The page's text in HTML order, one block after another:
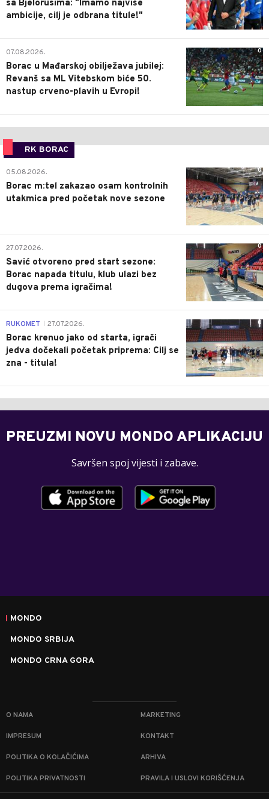
sa Bjelorusima: "Imamo najviše
ambicije, cilj je odbrana titule!"
0
07.08.2026.
Borac u Mađarskoj obilježava jubilej:
Revanš sa ML Vitebskom biće 50.
nastup crveno-plavih u Evropi!
RK BORAC
0
05.08.2026.
Borac m:tel zakazao osam kontrolnih
utakmica pred početak nove sezone
0
27.07.2026.
Savić otvoreno pred start sezone:
Borac napada titulu, klub ulazi bez
dugova prema igračima!
0
RUKOMET 27.07.2026.
Borac krenuo jako od starta, igrači
jedva dočekali početak priprema: Cilj se
zna - titula!
PREUZMI NOVU MONDO APLIKACIJU
Savršen spoj vijesti i zabave.
MONDO
MONDO SRBIJA
MONDO CRNA GORA
O NAMA MARKETING
IMPRESUM KONTAKT
POLITIKA O KOLAČIĆIMA ARHIVA
POLITIKA PRIVATNOSTI PRAVILA I USLOVI KORIŠĆENJA